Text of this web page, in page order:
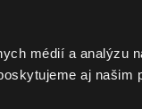
médií a analýzu
aj našim